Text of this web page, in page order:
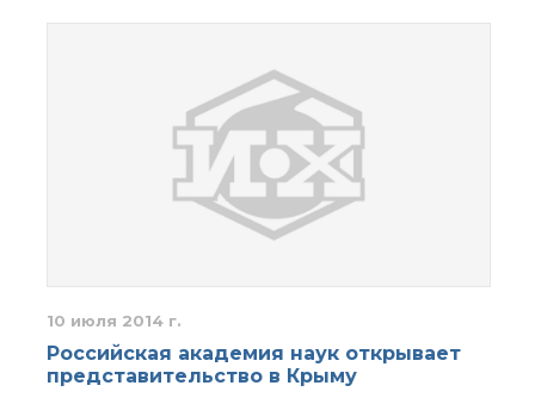
10 июля 2014 г.
Российская академия наук открывает
представительство в Крыму